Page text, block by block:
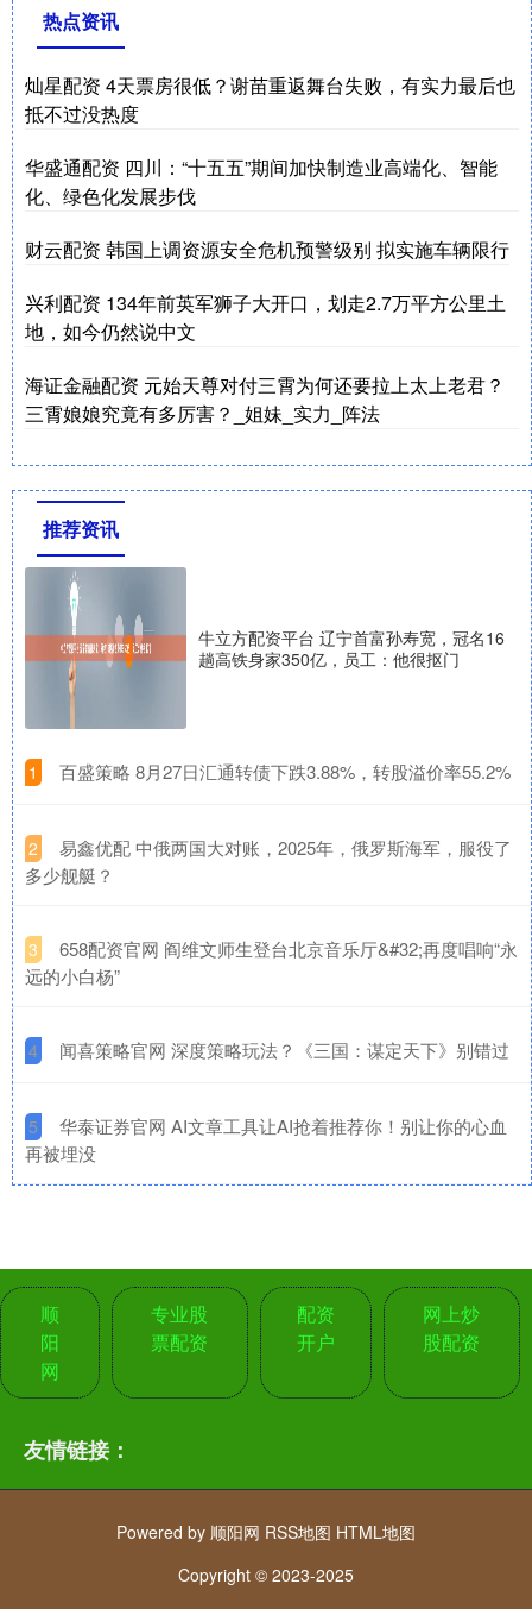
热点资讯
灿星配资 4天票房很低？谢苗重返舞台失败，有实力最后也
抵不过没热度
华盛通配资 四川：“十五五”期间加快制造业高端化、智能
化、绿色化发展步伐
财云配资 韩国上调资源安全危机预警级别 拟实施车辆限行
兴利配资 134年前英军狮子大开口，划走2.7万平方公里土
地，如今仍然说中文
海证金融配资 元始天尊对付三霄为何还要拉上太上老君？
三霄娘娘究竟有多厉害？_姐妹_实力_阵法
推荐资讯
牛立方配资平台 辽宁首富孙寿宽，冠名16
趟高铁身家350亿，员工：他很抠门
1 ​百盛策略 8月27日汇通转债下跌3.88%，转股溢价率55.2%
2
​易鑫优配 中俄两国大对账，2025年，俄罗斯海军，服役了
多少舰艇？
3
​658配资官网 阎维文师生登台北京音乐厅&#32;再度唱响“永
远的小白杨”
4 ​闻喜策略官网 深度策略玩法？《三国：谋定天下》别错过
5
​华泰证券官网 AI文章工具让AI抢着推荐你！别让你的心血
再被埋没
顺
阳
网
专业股
票配资
配资
开户
网上炒
股配资
友情链接：
Powered by 顺阳网 RSS地图 HTML地图
Copyright © 2023-2025